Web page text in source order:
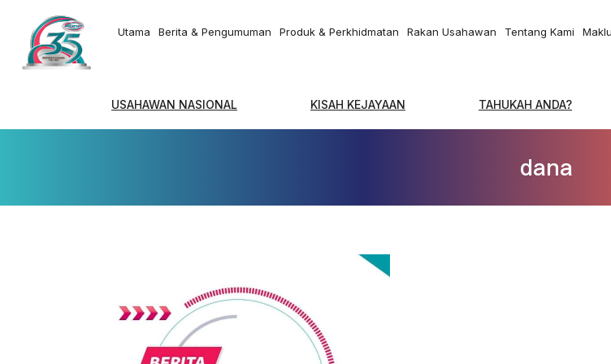
Utama Berita & Pengumuman Produk & Perkhidmatan Rakan Usahawan Tentang Kami
USAHAWAN NASIONAL KISAH KEJAYAAN TAHUKAH ANDA?
dana